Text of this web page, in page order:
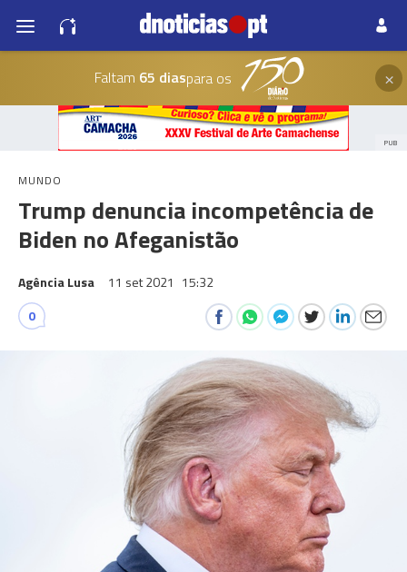
Faltam 65 diaspara os ×
PUB
MUNDO
Trump denuncia incompetência de
Biden no Afeganistão
Agência Lusa 11 set 2021 15:32
0